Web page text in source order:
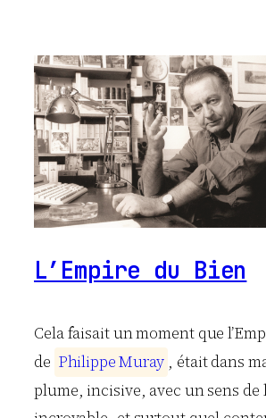
L’Empire du Bien
Cela faisait un moment que
de PhilippeMuray , était dans
plume, incisive, avec un sens de